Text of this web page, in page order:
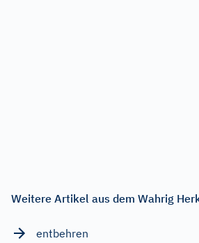
Weitere Artikel aus dem Wahrig
entbehren